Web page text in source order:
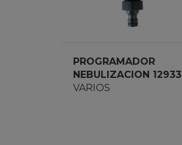
PROGRAMADOR
NEBULIZACION 12933
VARIOS